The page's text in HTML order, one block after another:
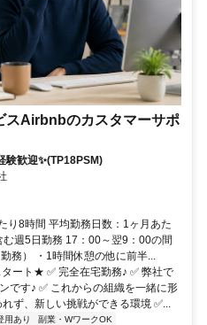
Airbnbのカスタマーサポ
験歓迎✨(TP18PSM)
り8時間 平均勤務日数：1ヶ月あた
週5日勤務 17：00～翌9：00の間
務） ・1時間休憩の他に前半...
ート★ ✅ 完全在宅勤務♪ ✅ 弊社で
です♪ ✅ これからの組織を一緒に形
ず、新しい挑戦ができる環境 ✅...
用あり
副業・WワークOK